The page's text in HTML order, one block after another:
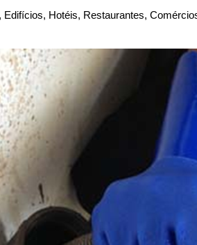
Hotéis, Restaurantes,